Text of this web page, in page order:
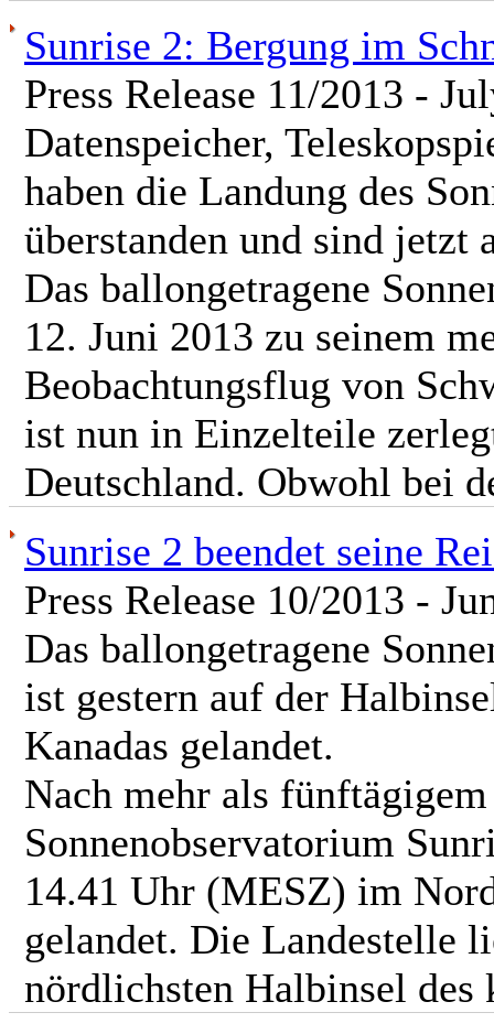
Sunrise 2: Bergung im
Press Release 11/2013 -
Datenspeicher,
haben die Landung des
überstanden und sind jetzt
Das ballongetragene
12. Juni 2013 zu seinem
Beobachtungsflug von
ist nun in Einzelteile
Deutschland. Obwohl bei
Sunrise 2 beendet seine
Press Release 10/2013 -
Das ballongetragene
ist gestern auf der
Kanadas gelandet.
Nach mehr als
Sonnenobservatorium
14.41 Uhr (MESZ) im
gelandet. Die Landestelle
nördlichsten Halbinsel des